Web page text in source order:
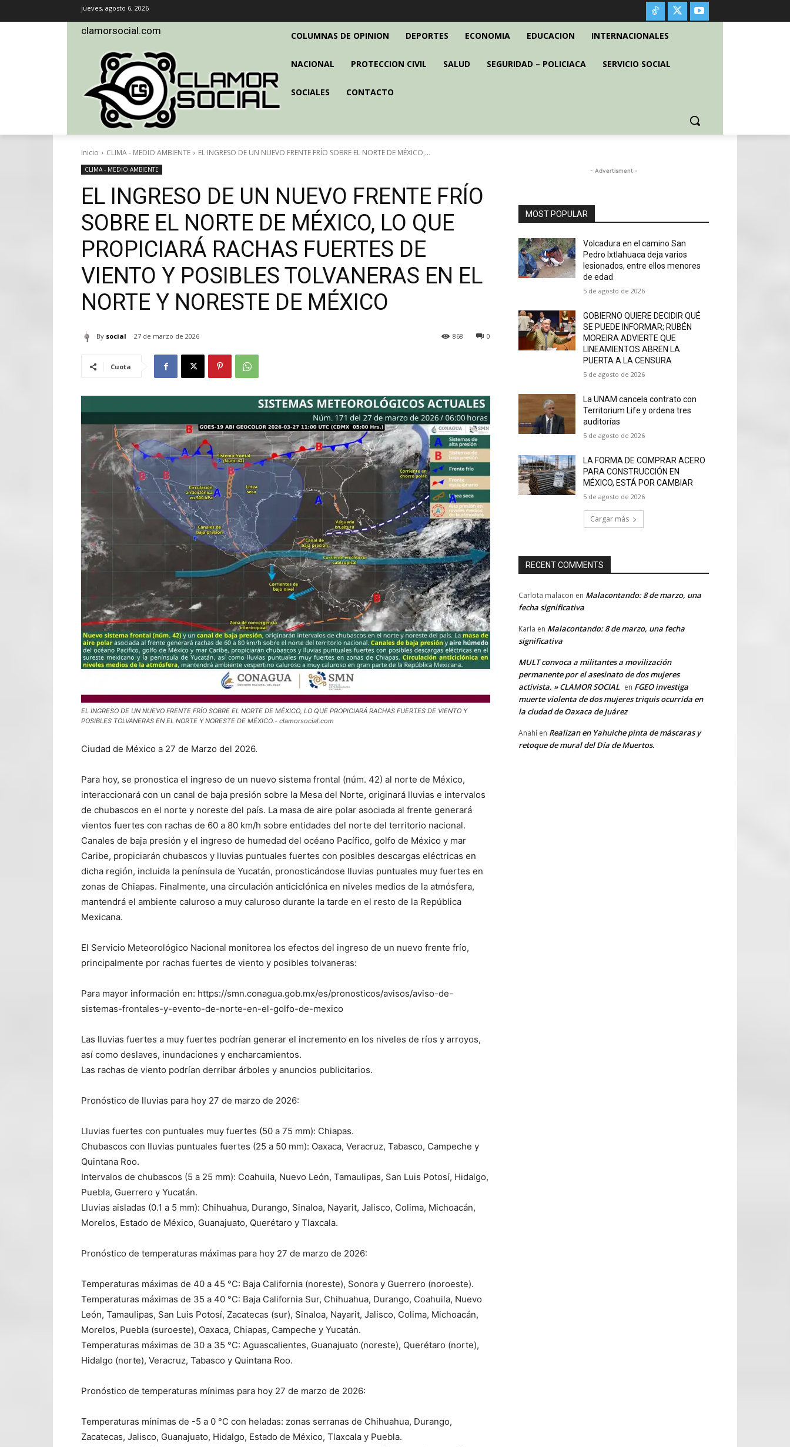
jueves, agosto 6, 2026
clamorsocial.com COLUMNAS DE OPINION DEPORTES ECONOMIA EDUCACION INTERNACIONALES
NACIONAL PROTECCION CIVIL SALUD SEGURIDAD – POLICIACA SERVICIO SOCIAL
SOCIALES CONTACTO
Inicio CLIMA - MEDIO AMBIENTE EL INGRESO DE UN NUEVO FRENTE FRÍO SOBRE EL NORTE DE MÉXICO,...
CLIMA - MEDIO AMBIENTE
EL INGRESO DE UN NUEVO FRENTE FRÍO
SOBRE EL NORTE DE MÉXICO, LO QUE
PROPICIARÁ RACHAS FUERTES DE
VIENTO Y POSIBLES TOLVANERAS EN EL
NORTE Y NORESTE DE MÉXICO
By social 27 de marzo de 2026 0
868
Cuota
EL INGRESO DE UN NUEVO FRENTE FRÍO SOBRE EL NORTE DE MÉXICO, LO QUE PROPICIARÁ RACHAS FUERTES DE VIENTO Y
POSIBLES TOLVANERAS EN EL NORTE Y NORESTE DE MÉXICO.- clamorsocial.com
Ciudad de México a 27 de Marzo del 2026.
Para hoy, se pronostica el ingreso de un nuevo sistema frontal (núm. 42) al norte de México,
interaccionará con un canal de baja presión sobre la Mesa del Norte, originará lluvias e intervalos
de chubascos en el norte y noreste del país. La masa de aire polar asociada al frente generará
vientos fuertes con rachas de 60 a 80 km/h sobre entidades del norte del territorio nacional.
Canales de baja presión y el ingreso de humedad del océano Pacífico, golfo de México y mar
Caribe, propiciarán chubascos y lluvias puntuales fuertes con posibles descargas eléctricas en
dicha región, incluida la península de Yucatán, pronosticándose lluvias puntuales muy fuertes en
zonas de Chiapas. Finalmente, una circulación anticiclónica en niveles medios de la atmósfera,
mantendrá el ambiente caluroso a muy caluroso durante la tarde en el resto de la República
Mexicana.
El Servicio Meteorológico Nacional monitorea los efectos del ingreso de un nuevo frente frío,
principalmente por rachas fuertes de viento y posibles tolvaneras:
Para mayor información en: https://smn.conagua.gob.mx/es/pronosticos/avisos/aviso-de-
sistemas-frontales-y-evento-de-norte-en-el-golfo-de-mexico
Las lluvias fuertes a muy fuertes podrían generar el incremento en los niveles de ríos y arroyos,
así como deslaves, inundaciones y encharcamientos.
Las rachas de viento podrían derribar árboles y anuncios publicitarios.
Pronóstico de lluvias para hoy 27 de marzo de 2026:
Lluvias fuertes con puntuales muy fuertes (50 a 75 mm): Chiapas.
Chubascos con lluvias puntuales fuertes (25 a 50 mm): Oaxaca, Veracruz, Tabasco, Campeche y
Quintana Roo.
Intervalos de chubascos (5 a 25 mm): Coahuila, Nuevo León, Tamaulipas, San Luis Potosí, Hidalgo,
Puebla, Guerrero y Yucatán.
Lluvias aisladas (0.1 a 5 mm): Chihuahua, Durango, Sinaloa, Nayarit, Jalisco, Colima, Michoacán,
Morelos, Estado de México, Guanajuato, Querétaro y Tlaxcala.
Pronóstico de temperaturas máximas para hoy 27 de marzo de 2026:
Temperaturas máximas de 40 a 45 °C: Baja California (noreste), Sonora y Guerrero (noroeste).
Temperaturas máximas de 35 a 40 °C: Baja California Sur, Chihuahua, Durango, Coahuila, Nuevo
León, Tamaulipas, San Luis Potosí, Zacatecas (sur), Sinaloa, Nayarit, Jalisco, Colima, Michoacán,
Morelos, Puebla (suroeste), Oaxaca, Chiapas, Campeche y Yucatán.
Temperaturas máximas de 30 a 35 °C: Aguascalientes, Guanajuato (noreste), Querétaro (norte),
Hidalgo (norte), Veracruz, Tabasco y Quintana Roo.
Pronóstico de temperaturas mínimas para hoy 27 de marzo de 2026:
Temperaturas mínimas de -5 a 0 °C con heladas: zonas serranas de Chihuahua, Durango,
Zacatecas, Jalisco, Guanajuato, Hidalgo, Estado de México, Tlaxcala y Puebla.
- Advertisment -
MOST POPULAR
Volcadura en el camino San
Pedro Ixtlahuaca deja varios
lesionados, entre ellos menores
de edad
5 de agosto de 2026
GOBIERNO QUIERE DECIDIR QUÉ
SE PUEDE INFORMAR; RUBÉN
MOREIRA ADVIERTE QUE
LINEAMIENTOS ABREN LA
PUERTA A LA CENSURA
5 de agosto de 2026
La UNAM cancela contrato con
Territorium Life y ordena tres
auditorías
5 de agosto de 2026
LA FORMA DE COMPRAR ACERO
PARA CONSTRUCCIÓN EN
MÉXICO, ESTÁ POR CAMBIAR
5 de agosto de 2026
Cargar más
RECENT COMMENTS
Carlota malacon en Malacontando: 8 de marzo, una
fecha significativa
Karla en Malacontando: 8 de marzo, una fecha
significativa
MULT convoca a militantes a movilización
permanente por el asesinato de dos mujeres
activista. » CLAMOR SOCIAL en FGEO investiga
muerte violenta de dos mujeres triquis ocurrida en
la ciudad de Oaxaca de Juárez
Anahí en Realizan en Yahuiche pinta de máscaras y
retoque de mural del Día de Muertos.